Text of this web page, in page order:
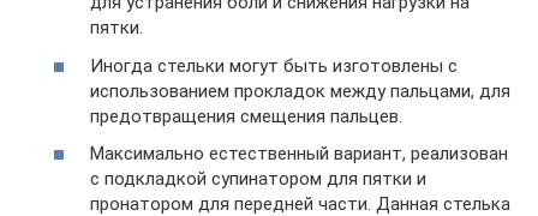
пятки.
Иногда стельки могут быть изготовлены с
использованием прокладок между пальцами, для
предотвращения смещения пальцев.
Максимально естественный вариант, реализован
с подкладкой супинатором для пятки и
пронатором для передней части. Данная стелька